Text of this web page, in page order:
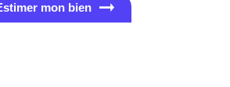
mon bien